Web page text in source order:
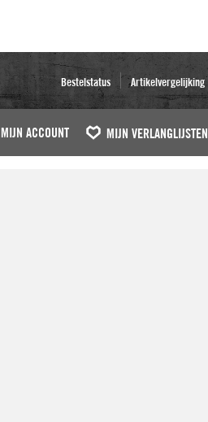
Bestelstatus Artikelvergelijking
MIJN ACCOUNT MIJN VERLANGLIJSTEN